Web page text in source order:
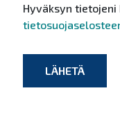
Hyväksyn